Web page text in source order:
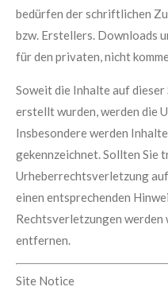
bedürfen der schriftlichen
bzw. Erstellers. Downloads
für den privaten, nicht
Soweit die Inhalte auf
erstellt wurden, werden die
Insbesondere werden
gekennzeichnet. Sollten Sie
Urheberrechtsverletzung
einen entsprechenden
Rechtsverletzungen
entfernen.
Site Notice